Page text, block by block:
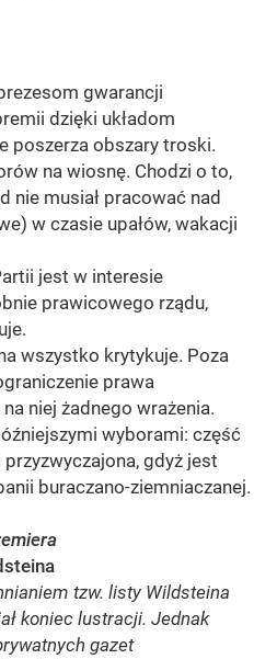
gwarancji
dzięki układom
poszerza obszary troski.
na wiosnę. Chodzi o to,
nie musiał pracować nad
w czasie upałów, wakacji
jest w interesie
prawicowego rządu,
wszystko krytykuje. Poza
prawa
niej żadnego wrażenia.
wyborami: część
gdyż jest
buraczano-ziemniaczanej.
tzw. listy Wildsteina
koniec lustracji. Jednak
gazet